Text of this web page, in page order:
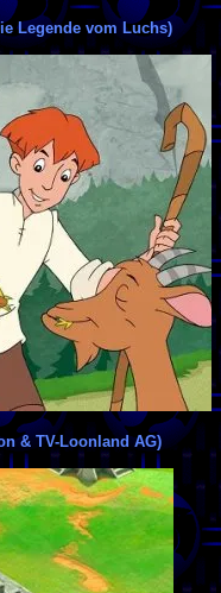
Legende vom Luchs)
& TV-Loonland AG)